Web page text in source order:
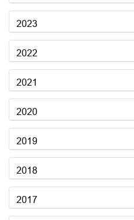
2023
2022
2021
2020
2019
2018
2017